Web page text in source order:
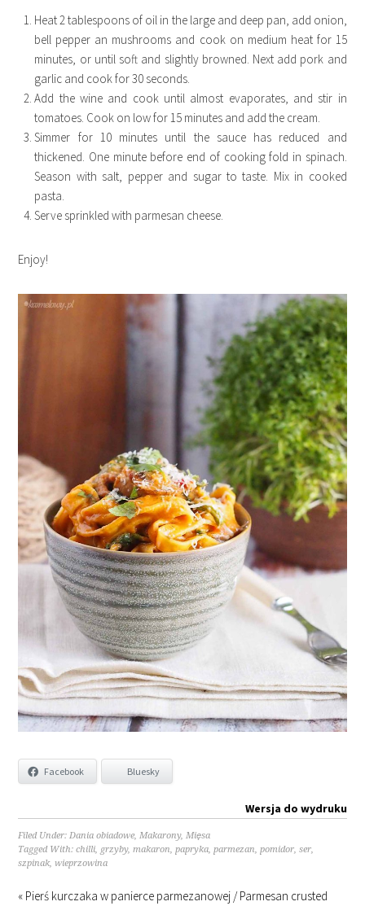
Heat 2 tablespoons of oil in the large and deep pan, add onion,
bell pepper an mushrooms and cook on medium heat for 15
minutes, or until soft and slightly browned. Next add pork and
garlic and cook for 30 seconds.
Add the wine and cook until almost evaporates, and stir in
tomatoes. Cook on low for 15 minutes and add the cream.
Simmer for 10 minutes until the sauce has reduced and
thickened. One minute before end of cooking fold in spinach.
Season with salt, pepper and sugar to taste. Mix in cooked
pasta.
Serve sprinkled with parmesan cheese.
Enjoy!
Facebook Bluesky
Wersja do wydruku
Filed Under:Dania obiadowe,Makarony,Mięsa
Tagged With:chilli, grzyby,makaron,papryka,parmezan,pomidor,ser,
szpinak,wieprzowina
« Pierś kurczaka w panierce parmezanowej / Parmesan crusted